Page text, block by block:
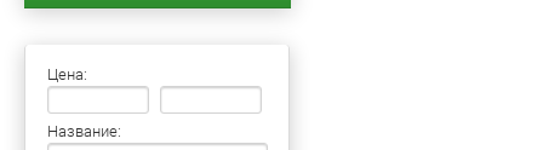
Цена:
Название: